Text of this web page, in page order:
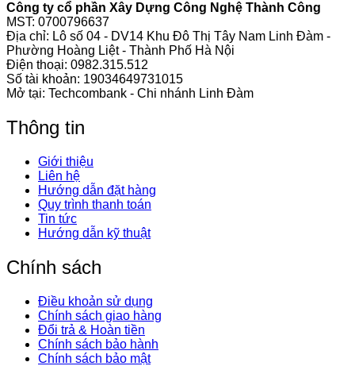
Công ty cổ phần Xây Dựng Công Nghệ Thành Công
MST: 0700796637
Địa chỉ: Lô số 04 - DV14 Khu Đô Thị Tây Nam Linh Đàm -
Phường Hoàng Liệt - Thành Phố Hà Nội
Điện thoại: 0982.315.512
Số tài khoản: 19034649731015
Mở tại: Techcombank - Chi nhánh Linh Đàm
Thông tin
Giới thiệu
Liên hệ
Hướng dẫn đặt hàng
Quy trình thanh toán
Tin tức
Hướng dẫn kỹ thuật
Chính sách
Điều khoản sử dụng
Chính sách giao hàng
Đổi trả & Hoàn tiền
Chính sách bảo hành
Chính sách bảo mật